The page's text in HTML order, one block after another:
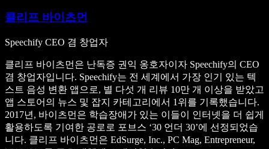
클리프 바이츠먼
Speechify CEO 겸 창업자
클리프 바이츠먼은 난독증 권익 옹호자이자 Speechify의 CEO
겸 창업자입니다. Speechify는 전 세계에서 가장 인기 있는 텍
스트 음성 변환 앱으로, 별 다섯 개 리뷰 10만 개 이상을 받았고
앱 스토어의 뉴스 및 잡지 카테고리에서 1위를 기록했습니다.
2017년, 바이츠먼은 학습장애가 있는 이들이 인터넷을 더 쉽게
활용하도록 기여한 공로로 포브스 ‘30 언더 30’에 선정되었습
니다. 클리프 바이츠먼은 EdSurge, Inc., PC Mag, Entrepreneur,